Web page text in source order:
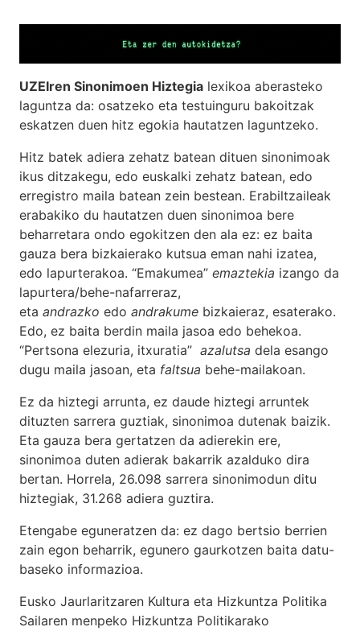
UZEIren Sinonimoen Hiztegia lexikoa aberasteko
laguntza da: osatzeko eta testuinguru bakoitzak
eskatzen duen hitz egokia hautatzen laguntzeko.
Hitz batek adiera zehatz batean dituen sinonimoak
ikus ditzakegu, edo euskalki zehatz batean, edo
erregistro maila batean zein bestean. Erabiltzaileak
erabakiko du hautatzen duen sinonimoa bere
beharretara ondo egokitzen den ala ez: ez baita
gauza bera bizkaierako kutsua eman nahi izatea,
edo lapurterakoa. “Emakumea” emaztekia izango da
lapurtera/behe-nafarreraz,
eta andrazko edo andrakume bizkaieraz, esaterako.
Edo, ez baita berdin maila jasoa edo behekoa.
“Pertsona elezuria, itxuratia” azalutsa dela esango
dugu maila jasoan, eta faltsua behe-mailakoan.
Ez da hiztegi arrunta, ez daude hiztegi arruntek
dituzten sarrera guztiak, sinonimoa dutenak baizik.
Eta gauza bera gertatzen da adierekin ere,
sinonimoa duten adierak bakarrik azalduko dira
bertan. Horrela, 26.098 sarrera sinonimodun ditu
hiztegiak, 31.268 adiera guztira.
Etengabe eguneratzen da: ez dago bertsio berrien
zain egon beharrik, egunero gaurkotzen baita datu-
baseko informazioa.
Eusko Jaurlaritzaren Kultura eta Hizkuntza Politika
Sailaren menpeko Hizkuntza Politikarako